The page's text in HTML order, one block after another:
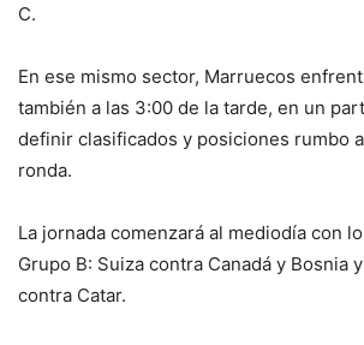
C.
En ese mismo sector, Marruecos
también a las 3:00 de la tarde, en un
definir clasificados y posiciones rumbo
ronda.
La jornada comenzará al mediodía con
Grupo B: Suiza contra Canadá y Bosnia
contra Catar.